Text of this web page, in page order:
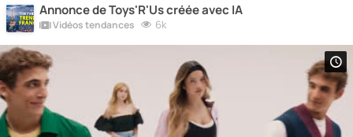
Annonce de Toys'R'Us créée avec IA
Vidéos tendances 6k